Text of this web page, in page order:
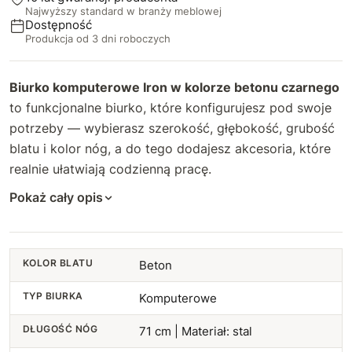
93 cm
95 cm +30 zł
96 cm +32 zł
97 cm
98 cm
100 cm +40 zł
101 cm
57 cm
59 cm +42 zł
60 cm +45 zł
61 cm
62 cm
63 cm
64 cm +90 zł
65 cm
Najwyższy standard w branży meblowej
Dostępność
Produkcja od 3 dni roboczych
Biurko komputerowe Iron w kolorze betonu czarnego
to funkcjonalne biurko, które konfigurujesz pod swoje
potrzeby — wybierasz szerokość, głębokość, grubość
blatu i kolor nóg, a do tego dodajesz akcesoria, które
realnie ułatwiają codzienną pracę.
Pokaż cały opis
KOLOR BLATU Beton
TYP BIURKA Komputerowe
DŁUGOŚĆ NÓG 71 cm | Materiał: stal